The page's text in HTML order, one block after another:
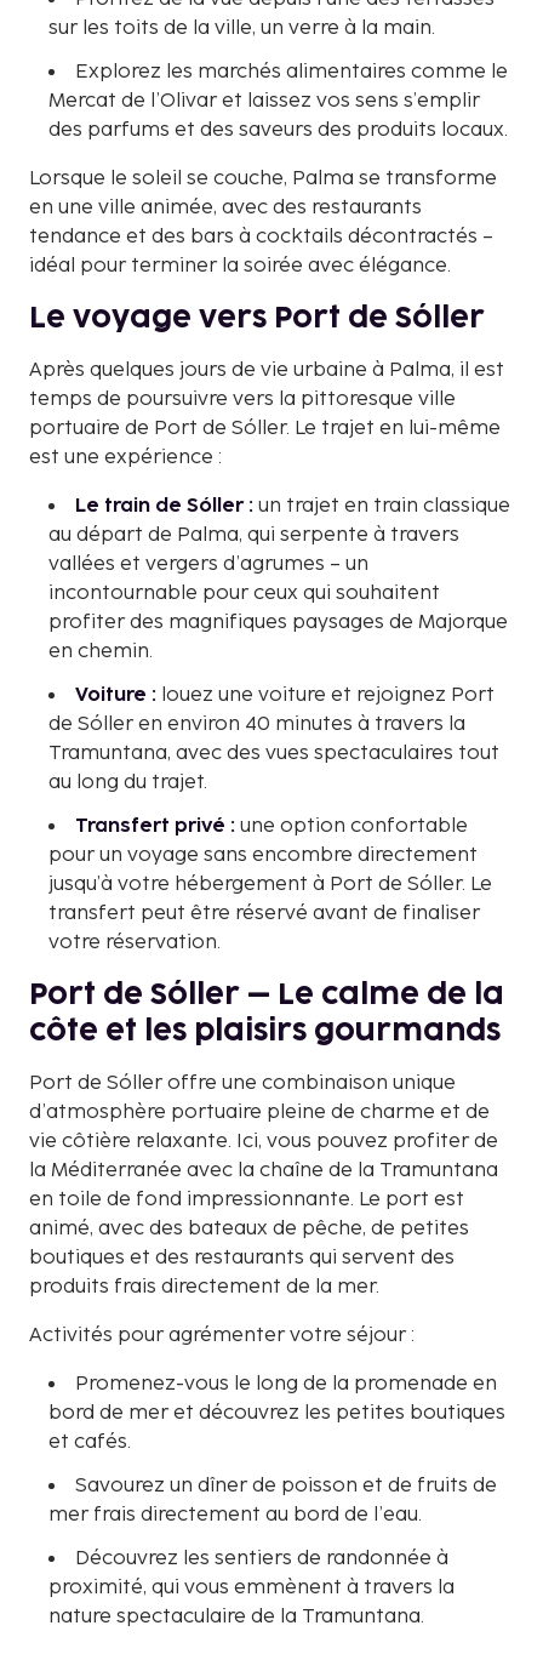
sur les toits de la ville, un verre à la main.
Explorez les marchés alimentaires comme le
Mercat de l’Olivar et laissez vos sens s’emplir
des parfums et des saveurs des produits locaux.
Lorsque le soleil se couche, Palma se transforme
en une ville animée, avec des restaurants
tendance et des bars à cocktails décontractés –
idéal pour terminer la soirée avec élégance.
Le voyage vers Port de Sóller
Après quelques jours de vie urbaine à Palma, il est
temps de poursuivre vers la pittoresque ville
portuaire de Port de Sóller. Le trajet en lui-même
est une expérience :
Le train de Sóller : un trajet en train classique
au départ de Palma, qui serpente à travers
vallées et vergers d’agrumes – un
incontournable pour ceux qui souhaitent
profiter des magnifiques paysages de Majorque
en chemin.
Voiture : louez une voiture et rejoignez Port
de Sóller en environ 40 minutes à travers la
Tramuntana, avec des vues spectaculaires tout
au long du trajet.
Transfert privé : une option confortable
pour un voyage sans encombre directement
jusqu’à votre hébergement à Port de Sóller. Le
transfert peut être réservé avant de finaliser
votre réservation.
Port de Sóller – Le calme de la
côte et les plaisirs gourmands
Port de Sóller offre une combinaison unique
d’atmosphère portuaire pleine de charme et de
vie côtière relaxante. Ici, vous pouvez profiter de
la Méditerranée avec la chaîne de la Tramuntana
en toile de fond impressionnante. Le port est
animé, avec des bateaux de pêche, de petites
boutiques et des restaurants qui servent des
produits frais directement de la mer.
Activités pour agrémenter votre séjour :
Promenez-vous le long de la promenade en
bord de mer et découvrez les petites boutiques
et cafés.
Savourez un dîner de poisson et de fruits de
mer frais directement au bord de l’eau.
Découvrez les sentiers de randonnée à
proximité, qui vous emmènent à travers la
nature spectaculaire de la Tramuntana.